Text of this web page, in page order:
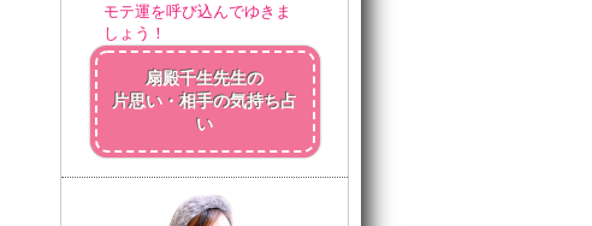
モテ運を呼び込んでゆきま
しょう！
扇殿千生先生の
片思い・相手の気持ち占
い